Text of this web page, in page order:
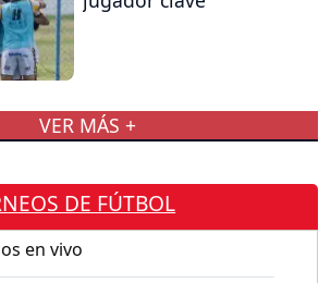
VER MÁS +
DE FÚTBOL
en vivo